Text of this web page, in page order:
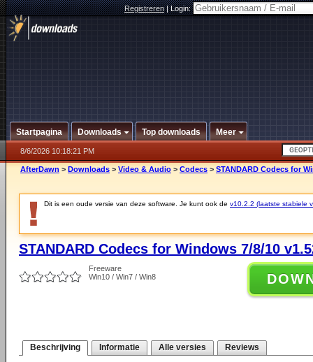
Registreren|Login:
Startpagina Downloads Top downloads Meer
8/6/2026 10:18:21 PM
AfterDawn > Downloads > Video & Audio > Codecs > STANDARD Codecs for
Dit is een oude versie van deze software. Je kunt ook de v10.2.2 (laatste stabiele
STANDARD Codecs for Windows 7/8/10
Freeware
Win10 / Win7 / Win8
Beschrijving Informatie Alle versies Reviews